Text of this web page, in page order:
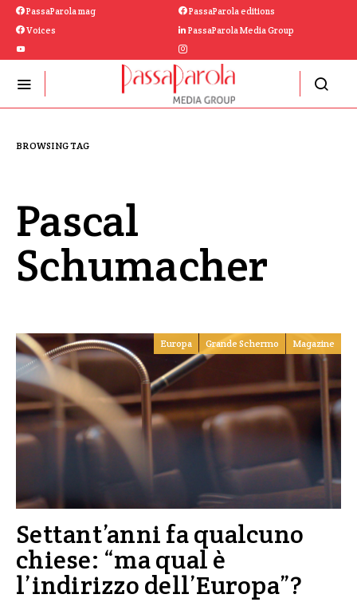
PassaParola mag
PassaParola editions
Voices
PassaParola Media Group
BROWSING TAG
Pascal
Schumacher
Europa Grande Schermo Magazine
Settant’anni fa qualcuno
chiese: “ma qual è
l’indirizzo dell’Europa”?